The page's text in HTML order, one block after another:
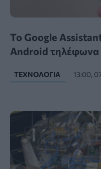
Το Google
Android τηλέφωνα
ΤΕΧΝΟΛΟΓΊΑ 13:00,